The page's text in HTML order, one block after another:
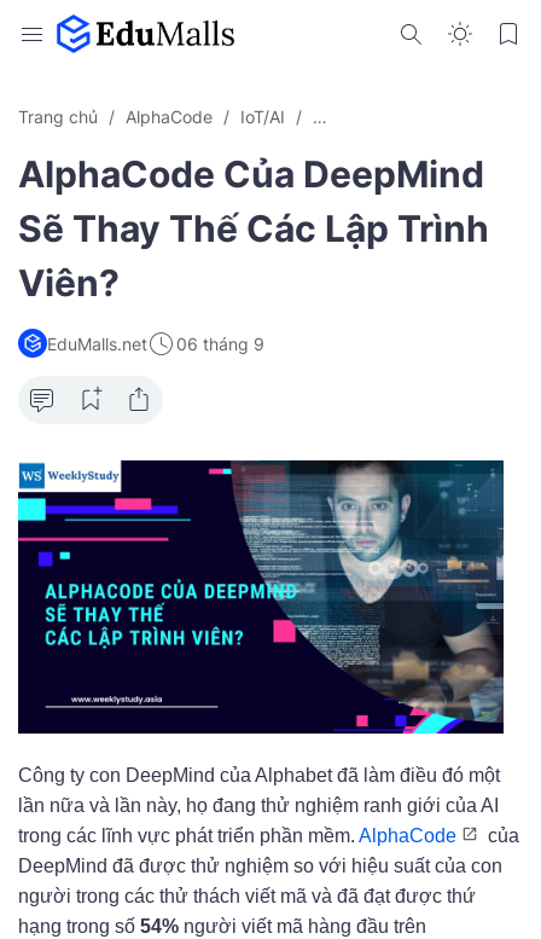
Trang chủ AlphaCode IoT/AI Kiến Thức Trí Tuệ Nhân Tạo
AlphaCode Của DeepMind
Sẽ Thay Thế Các Lập Trình
Viên?
EduMalls.net 06 tháng 9
Công ty con DeepMind của Alphabet đã làm điều đó một
lần nữa và lần này, họ đang thử nghiệm ranh giới của AI
trong các lĩnh vực phát triển phần mềm. AlphaCode
của
DeepMind đã được thử nghiệm so với hiệu suất của con
người trong các thử thách viết mã và đã đạt được thứ
hạng trong số 54% người viết mã hàng đầu trên